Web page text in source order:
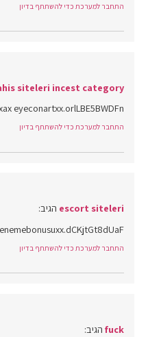
התחבר למערכת כדי להשתתף בדיון
siteleri incest category
eyeconartxx.orlLBE5BWDFn
התחבר למערכת כדי להשתתף בדיון
escort siteleri הגיב:
התחבר למערכת כדי להשתתף בדיון
fuck הגיב: